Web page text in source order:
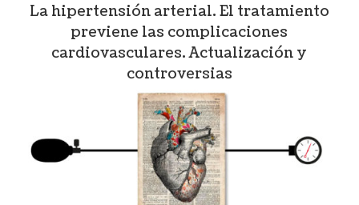
La hipertensión arterial. El tratamiento
previene las complicaciones
cardiovasculares. Actualización y
controversias